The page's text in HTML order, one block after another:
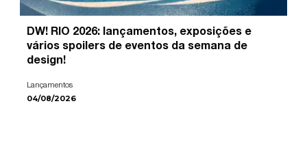
DW! RIO 2026: lançamentos, exposições e
vários spoilers de eventos da semana de
design!
Lançamentos
04/08/2026